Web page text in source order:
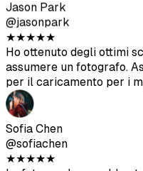
Diego Rodriguez
@diegorod
★★★★★
Ero scettica all'inizio ma i
generate dall'IA si
Ava Thompson
@avathompson